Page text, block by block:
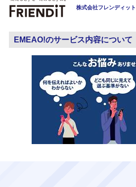
株式会社フレンディット
EMEAO!のサービス内容について